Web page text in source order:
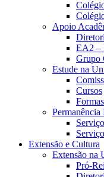
Apoio
EA2 –
Grupo
Estude na
Cursos
Permanência
Extensão e Cultura
Extensão na
Pró-